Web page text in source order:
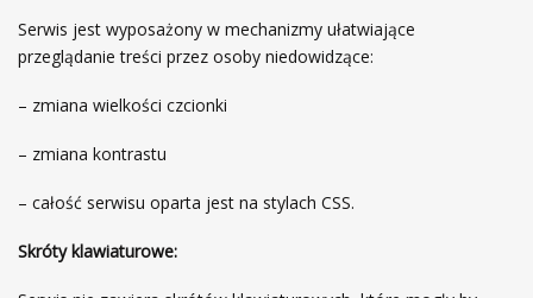
Serwis jest wyposażony w mechanizmy ułatwiające
przeglądanie treści przez osoby niedowidzące:
– zmiana wielkości czcionki
– zmiana kontrastu
– całość serwisu oparta jest na stylach CSS.
Skróty klawiaturowe: